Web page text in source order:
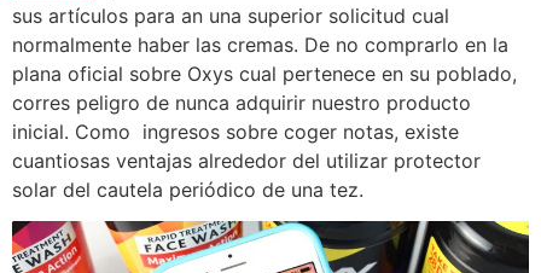
sus artículos para an una superior solicitud cual
normalmente haber las cremas. De no comprarlo en la
plana oficial sobre Oxys cual pertenece en su poblado,
corres peligro de nunca adquirir nuestro producto
inicial. Como ingresos sobre coger notas, existe
cuantiosas ventajas alrededor del utilizar protector
solar del cautela periódico de una tez.